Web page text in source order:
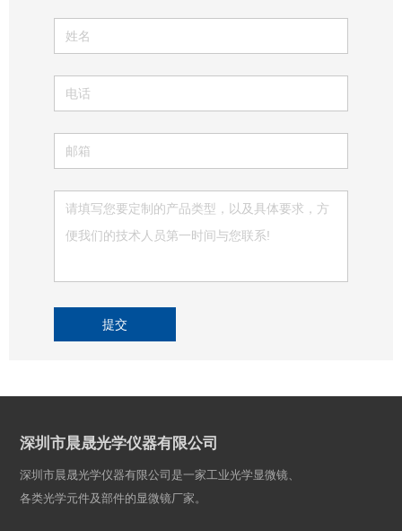
提交
深圳市晨晟光学仪器有限公司
深圳市晨晟光学仪器有限公司是一家工业光学显微镜、
各类光学元件及部件的显微镜厂家。